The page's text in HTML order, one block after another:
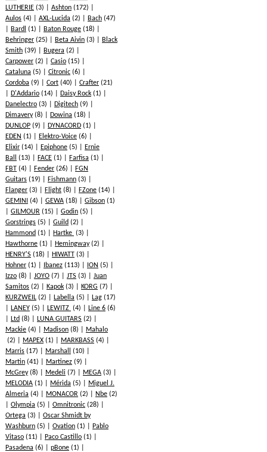
LUTHERIE (3) Ashton (172)
Aulos (4) AXL-Lucida (2) Bach (47)
Bardl (1) Baton Rouge (18)
Behringer (25) Beta Aivin (3)
Black
Smith (39) Bugera (2)
Carpower (2) Casio (15)
Cataluna (5) Citronic (6)
Cordoba (9) Cort (40) Crafter (21)
D'Addario (14) Daisy Rock (1)
Danelectro (3) Digitech (9)
Dimavery(8) Dowina (18)
DUNLOP (9) DYNACORD (1)
EDEN (1) Elektro-Voice (6)
Elixir (14) Epiphone (5)
Ernie
Ball
(13) FACE (1) Farfisa (1)
FBT (4) Fender (26)
FGN
Guitars (19) Fishmann (3)
Flanger (3) Flight (8) FZone (14)
GEMINI
(4) GEWA (18) Gibson (1)
GILMOUR (15) Godin (5)
Gorstrings (5) Guild (2)
Hammond (1) Hartke (3)
Hawthorne (1) Hemingway(2)
HENRY'S (18) HIWATT (3)
Hohner (1) Ibanez (113) ION (5)
Izzo (8) JOYO (7) JTS (3)
Juan
Samitos (2) Kapok (3) KORG (7)
KURZWEIL (2) Labella (5) Lag (17)
LANEY (5) LEWITZ (4) Line 6 (6)
Ltd (8) LUNA GUITARS (2)
Mackie (4) Madison (8)
Mahalo
(2)
MAPEX (1) MARKBASS (4)
Marris (17) Marshall
(10)
Martin (41) Martinez (9)
McGrey(8) Medeli (7) MEGA (3)
MELODIA (1) Mérida (5)
Miguel J.
Almeria (4) MONACOR (2) Nbe (2)
Olympia (5) Omnitronic (28)
Ortega (3)
Oscar Shmidt by
Washburn (5) Ovation (1)
Pablo
Vitaso (11) Paco Castillo (1)
Pasadena (6) pBone (1)